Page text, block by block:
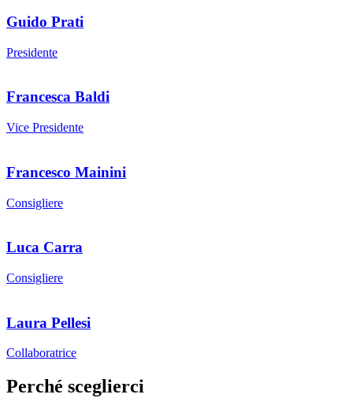
Guido Prati
Presidente
Francesca Baldi
Vice Presidente
Francesco Mainini
Consigliere
Luca Carra
Consigliere
Laura Pellesi
Collaboratrice
Perché sceglierci